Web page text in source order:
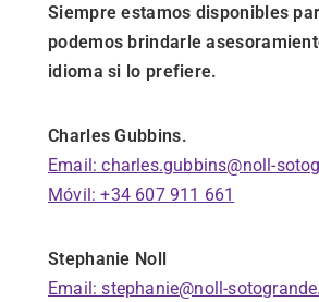
Siempre estamos disponibles
podemos brindarle
idioma si lo prefiere.
Charles Gubbins.
Email: charles.gubbins@noll-
Móvil: +34 607 911 661
Stephanie Noll
Email: stephanie@noll-